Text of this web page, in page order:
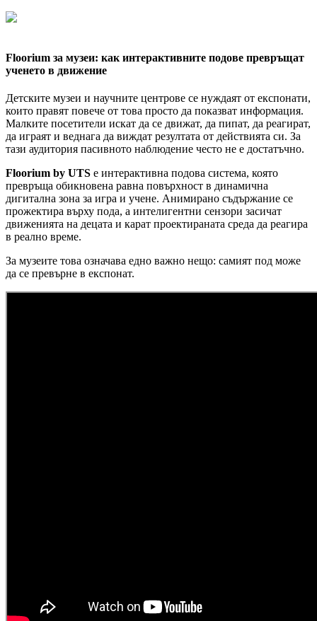
Floorium за музеи: как интерактивните подове превръщат
ученето в движение
Детските музеи и научните центрове се нуждаят от експонати,
които правят повече от това просто да показват информация.
Малките посетители искат да се движат, да пипат, да реагират,
да играят и веднага да виждат резултата от действията си. За
тази аудитория пасивното наблюдение често не е достатъчно.
Floorium by UTS е интерактивна подова система, която
превръща обикновена равна повърхност в динамична
дигитална зона за игра и учене. Анимирано съдържание се
прожектира върху пода, а интелигентни сензори засичат
движенията на децата и карат проектираната среда да реагира
в реално време.
За музеите това означава едно важно нещо: самият под може
да се превърне в експонат.